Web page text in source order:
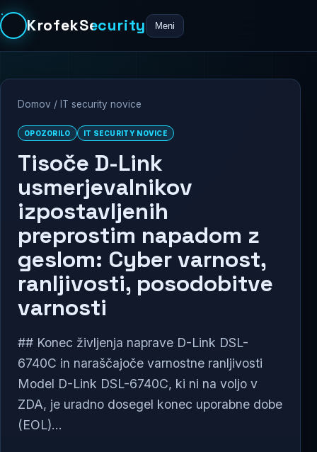
KrofekSecurity Meni
Domov / IT security novice
OPOZORILO IT SECURITY NOVICE
Tisoče D-Link
usmerjevalnikov
izpostavljenih
preprostim napadom z
geslom: Cyber varnost,
ranljivosti, posodobitve
varnosti
## Konec življenja naprave D-Link DSL-
6740C in naraščajoče varnostne ranljivosti
Model D-Link DSL-6740C, ki ni na voljo v
ZDA, je uradno dosegel konec uporabne dobe
(EOL)...